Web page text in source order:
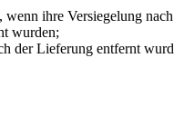
ihre Versiegelung
wurden;
der Lieferung entfernt